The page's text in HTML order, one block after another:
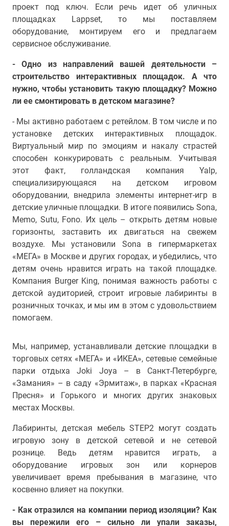
проект под ключ. Если речь идет об уличных
площадках Lappset, то мы поставляем
оборудование, монтируем его и предлагаем
сервисное обслуживание.
- Одно из направлений вашей деятельности –
строительство интерактивных площадок. А что
нужно, чтобы установить такую площадку? Можно
ли ее смонтировать в детском магазине?
- Мы активно работаем с ретейлом. В том числе и по
установке детских интерактивных площадок.
Виртуальный мир по эмоциям и накалу страстей
способен конкурировать с реальным. Учитывая
этот факт, голландская компания Yalp,
специализирующаяся на детском игровом
оборудовании, внедрила элементы интернет-игр в
детские уличные площадки. В итоге появились Sona,
Memo, Sutu, Fono. Их цель – открыть детям новые
горизонты, заставить их двигаться на свежем
воздухе. Мы установили Sona в гипермаркетах
«МЕГА» в Москве и других городах, и убедились, что
детям очень нравится играть на такой площадке.
Компания Burger King, понимая важность работы с
детской аудиторией, строит игровые лабиринты в
розничных точках, и мы им в этом с удовольствием
помогаем.
Мы, например, устанавливали детские площадки в
торговых сетях «МЕГА» и «ИКЕА», сетевые семейные
парки отдыха Joki Joya – в Санкт-Петербурге,
«Замания» – в саду «Эрмитаж», в парках «Красная
Пресня» и Горького и многих других знаковых
местах Москвы.
Лабиринты, детская мебель STEP2 могут создать
игровую зону в детской сетевой и не сетевой
рознице. Ведь детям нравится играть, а
оборудование игровых зон или корнеров
увеличивает время пребывания в магазине, что
косвенно влияет на покупки.
- Как отразился на компании период изоляции? Как
вы пережили его – сильно ли упали заказы,